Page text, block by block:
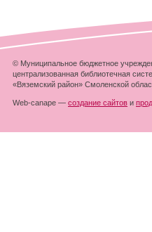
© Муниципальное бюджетное
централизованная библиотечная
«Вяземский район» Смоленской
Web-canape — создание сайтов и